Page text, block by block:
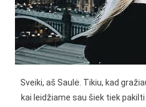
Sveiki, aš Saulė. Tikiu, kad
kai leidžiame sau šiek tiek